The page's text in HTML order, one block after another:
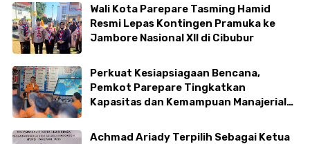
Wali Kota Parepare Tasming Hamid
Resmi Lepas Kontingen Pramuka ke
Jambore Nasional XII di Cibubur
Perkuat Kesiapsiagaan Bencana,
Pemkot Parepare Tingkatkan
Kapasitas dan Kemampuan Manajerial
Achmad Ariady Terpilih Sebagai Ketua